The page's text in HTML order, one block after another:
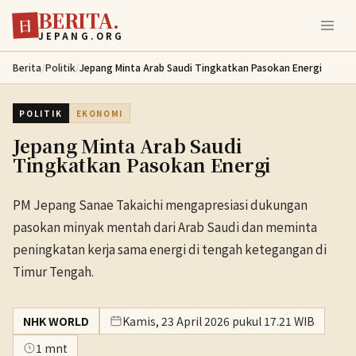
Lewati ke konten utama
日 BERITA.
JEPANG.ORG
Berita/Politik/Jepang Minta Arab Saudi Tingkatkan Pasokan Energi
POLITIK EKONOMI
Jepang Minta Arab Saudi
Tingkatkan Pasokan Energi
PM Jepang Sanae Takaichi mengapresiasi dukungan
pasokan minyak mentah dari Arab Saudi dan meminta
peningkatan kerja sama energi di tengah ketegangan di
Timur Tengah.
NHK WORLD
Kamis, 23 April 2026 pukul 17.21 WIB
1 mnt